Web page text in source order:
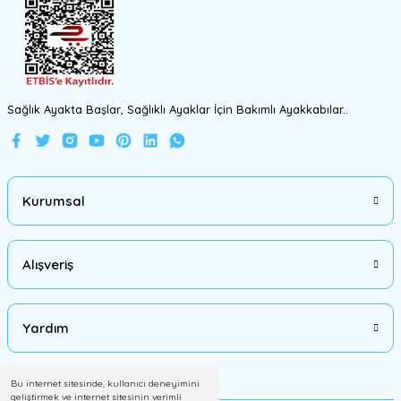
Bu internet sitesinde, kullanıcı deneyimini
geliştirmek ve internet sitesinin verimli
Sağlık Ayakta Başlar, Sağlıklı Ayaklar İçin Bakımlı Ayakkabılar..
Kurumsal
Alışveriş
Yardım